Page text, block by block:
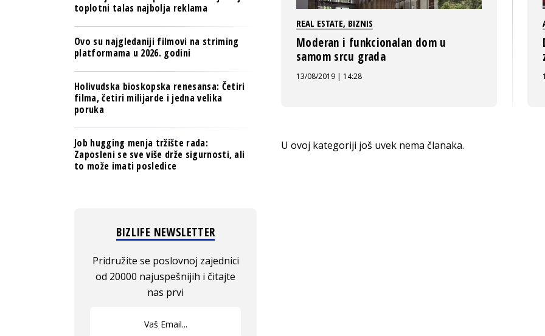
REAL ESTATE, BIZNIS
Moderan i funkcionalan dom u
samom srcu grada
13/08/2019 | 14:28
U ovoj kategoriji još uvek nema članaka.
toplotni talas najbolja reklama
Ovo su najgledaniji filmovi na striming
platformama u 2026. godini
Holivudska bioskopska renesansa: Četiri
filma, četiri milijarde i jedna velika
poruka
Job hugging menja tržište rada:
Zaposleni se sve više drže sigurnosti, ali
to može imati posledice
BIZLIFE NEWSLETTER
Pridružite se poslovnoj zajednici
od 20000 najuspešnijih i čitajte
nas prvi